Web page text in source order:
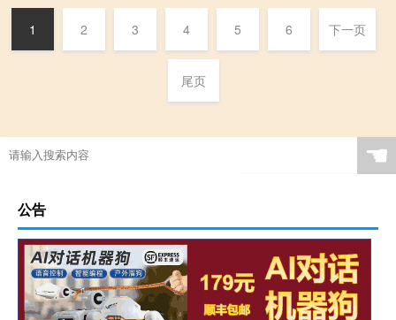
1 2 3 4 5 6 下一页
尾页
☚
公告